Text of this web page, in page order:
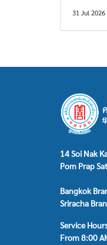
31 Jul 2026
14 Soi Nak
Pom Prap
Bangkok
Sriracha
Service
From 8:00